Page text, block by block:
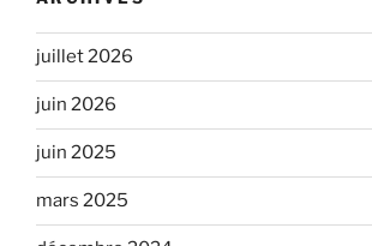
juillet 2026
juin 2026
juin 2025
mars 2025